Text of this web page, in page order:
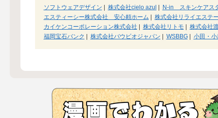
ソフトウェアデザイン 株式会社cielo azul
N-in スキンケアス
エスティーシー株式会社 安心頼ホーム
株式会社リライエステ
カイケンコーポレーション株式会社
株式会社リトモ
株式会社
福岡宝石バンク
株式会社バウビオジャパン WSBBG| 小田・